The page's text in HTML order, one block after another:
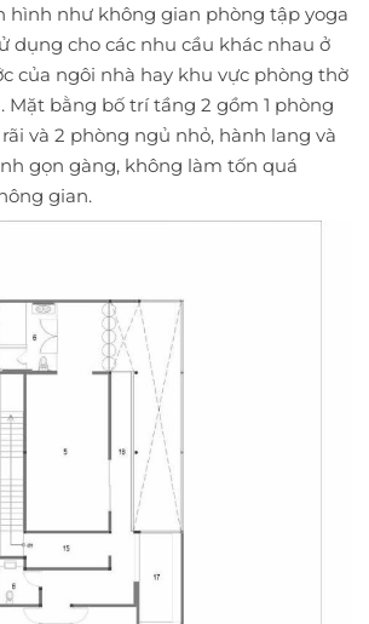
hình như không gian phòng tập yoga
dụng cho các nhu cầu khác nhau ở
của ngôi nhà hay khu vực phòng thờ
Mặt bằng bố trí tầng 2 gồm 1 phòng
và 2 phòng ngủ nhỏ, hành lang và
gọn gàng, không làm tốn quá
gian.